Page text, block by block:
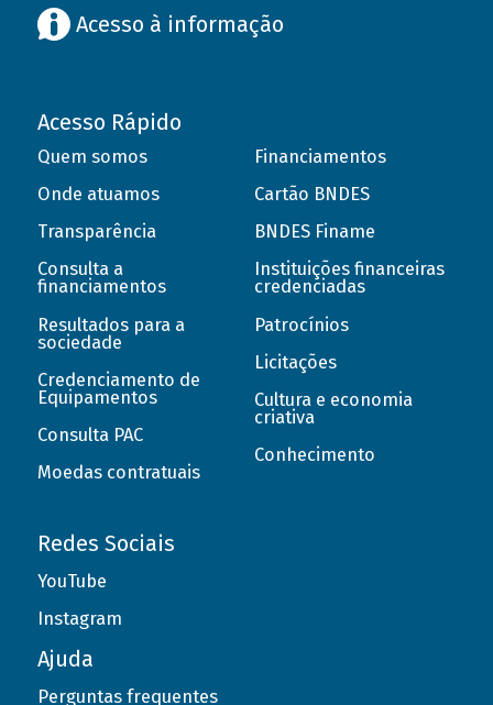
Acesso à informação
Acesso Rápido
Quem somos
Onde atuamos
Transparência
Consulta a
financiamentos
Resultados para a
sociedade
Credenciamento de
Equipamentos
Consulta PAC
Moedas contratuais
Financiamentos
Cartão BNDES
BNDES Finame
Instituições financeiras
credenciadas
Patrocínios
Licitações
Cultura e economia
criativa
Conhecimento
Redes Sociais
YouTube
Instagram
Ajuda
Perguntas frequentes